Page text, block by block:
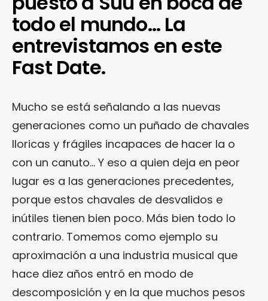
todo el mundo… La
entrevistamos en este
Fast Date.
Mucho se está señalando a las nuevas
generaciones como un puñado de chavales
lloricas y frágiles incapaces de hacer la o
con un canuto… Y eso a quien deja en peor
lugar es a las generaciones precedentes,
porque estos chavales de desvalidos e
inútiles tienen bien poco. Más bien todo lo
contrario. Tomemos como ejemplo su
aproximación a una industria musical que
hace diez años entró en modo de
descomposición y en la que muchos pesos